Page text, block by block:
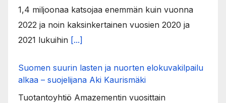
1,4 miljoonaa katsojaa enemmän kuin vuonna
2022 ja noin kaksinkertainen vuosien 2020 ja
2021 lukuihin [...]
Suomen suurin lasten ja nuorten elokuvakilpailu
alkaa – suojelijana Aki Kaurismäki
Tuotantoyhtiö Amazementin vuosittain